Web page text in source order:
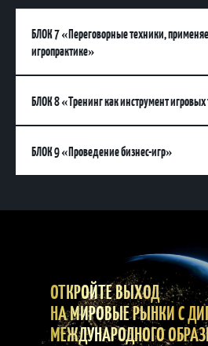
БЛОК 7«Переговорные техники,
игропрактике»
БЛОК 8«Тренинг как инструмент
БЛОК 9«Проведение бизнес-игр»
ОТКРОЙТЕ ВЫХОД
НА МИРОВЫЕ РЫНКИ С
МЕЖДУНАРОДНОГО